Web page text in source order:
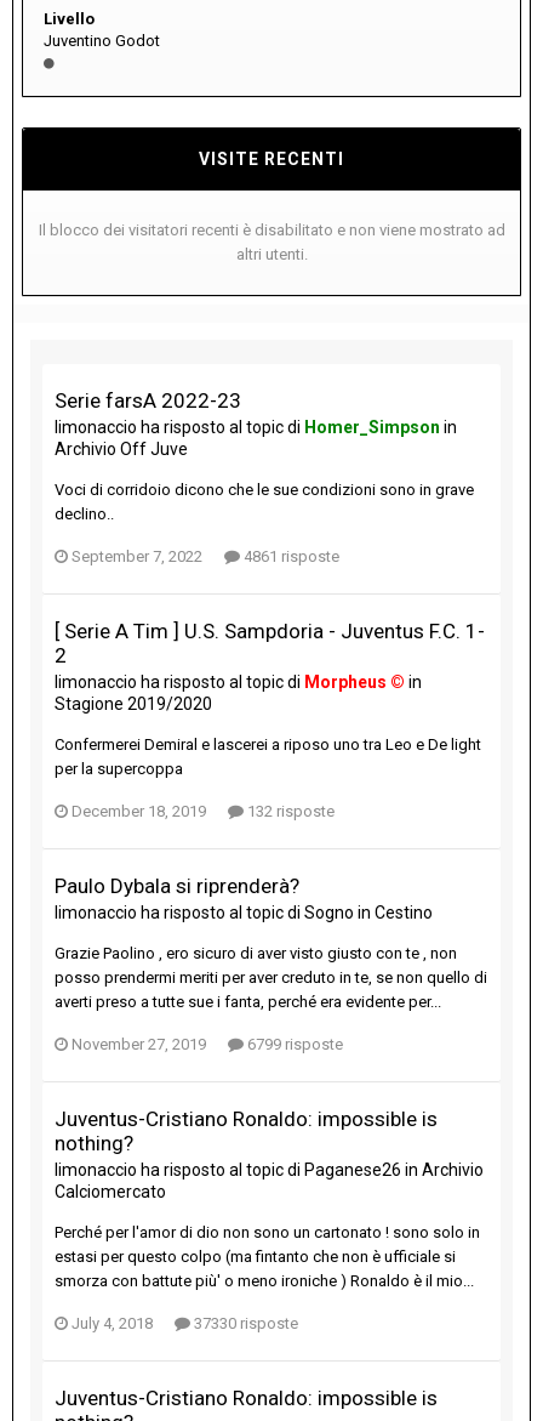
Livello
Juventino Godot
VISITE RECENTI
Il blocco dei visitatori recenti è disabilitato e non viene mostrato ad
altri utenti.
Serie farsA 2022-23
limonaccio ha risposto al topic di Homer_Simpson in
Archivio Off Juve
Voci di corridoio dicono che le sue condizioni sono in grave
declino..
September 7, 2022 4861 risposte
[ Serie A Tim ] U.S. Sampdoria - Juventus F.C. 1-
2
limonaccio ha risposto al topic di Morpheus © in
Stagione 2019/2020
Confermerei Demiral e lascerei a riposo uno tra Leo e De light
per la supercoppa
December 18, 2019 132 risposte
Paulo Dybala si riprenderà?
limonaccio ha risposto al topic di Sogno in Cestino
Grazie Paolino , ero sicuro di aver visto giusto con te , non
posso prendermi meriti per aver creduto in te, se non quello di
averti preso a tutte sue i fanta, perché era evidente per...
November 27, 2019 6799 risposte
Juventus-Cristiano Ronaldo: impossible is
nothing?
limonaccio ha risposto al topic di Paganese26 in Archivio
Calciomercato
Perché per l'amor di dio non sono un cartonato ! sono solo in
estasi per questo colpo (ma fintanto che non è ufficiale si
smorza con battute più' o meno ironiche ) Ronaldo è il mio...
July 4, 2018 37330 risposte
Juventus-Cristiano Ronaldo: impossible is